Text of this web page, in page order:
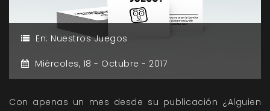
En: Nuestros Juegos
Miércoles, 18 - Octubre - 2017
Con apenas un mes desde su publicación ¿Alguien